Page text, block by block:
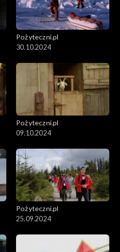
Pożyteczni.pl
30.10.2024
Pożyteczni.pl
09.10.2024
Pożyteczni.pl
25.09.2024